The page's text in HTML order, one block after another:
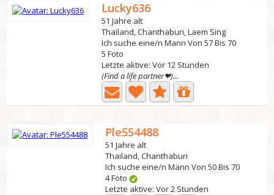
Lucky636
51 Jahre alt
Thailand, Chanthaburi, Laem Sing
Ich suche eine/n Mann Von 57 Bis 70
5 Foto
Letzte aktive: Vor 12 Stunden
(Find a life partner❤)...
Ple554488
51 Jahre alt
Thailand, Chanthaburi
Ich suche eine/n Mann Von 50 Bis 70
4 Foto
Letzte aktive: Vor 2 Stunden